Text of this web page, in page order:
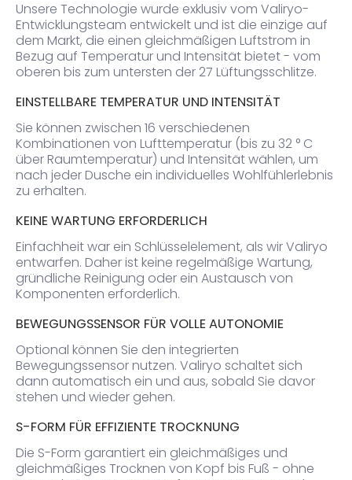
Unsere Technologie wurde exklusiv vom Valiryo-
Entwicklungsteam entwickelt und ist die einzige auf
dem Markt, die einen gleichmäßigen Luftstrom in
Bezug auf Temperatur und Intensität bietet - vom
oberen bis zum untersten der 27 Lüftungsschlitze.
EINSTELLBARE TEMPERATUR UND INTENSITÄT
Sie können zwischen 16 verschiedenen
Kombinationen von Lufttemperatur (bis zu 32 ° C
über Raumtemperatur) und Intensität wählen, um
nach jeder Dusche ein individuelles Wohlfühlerlebnis
zu erhalten.
KEINE WARTUNG ERFORDERLICH
Einfachheit war ein Schlüsselelement, als wir Valiryo
entwarfen. Daher ist keine regelmäßige Wartung,
gründliche Reinigung oder ein Austausch von
Komponenten erforderlich.
BEWEGUNGSSENSOR FÜR VOLLE AUTONOMIE
Optional können Sie den integrierten
Bewegungssensor nutzen. Valiryo schaltet sich
dann automatisch ein und aus, sobald Sie davor
stehen und wieder gehen.
S-FORM FÜR EFFIZIENTE TROCKNUNG
Die S-Form garantiert ein gleichmäßiges und
gleichmäßiges Trocknen von Kopf bis Fuß - ohne